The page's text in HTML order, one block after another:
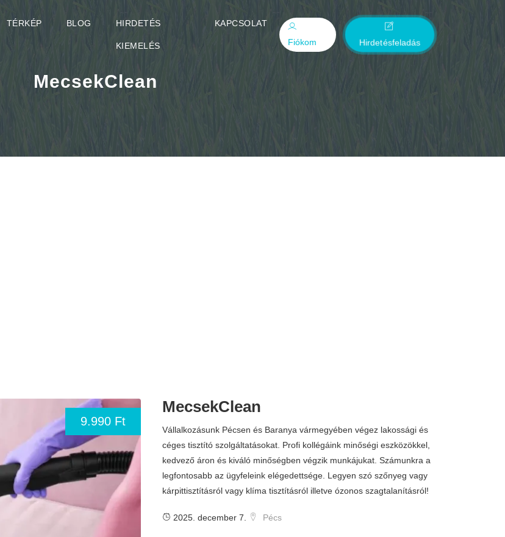
TÉRKÉP BLOG HIRDETÉS
KIEMELÉS
KAPCSOLAT
Fiókom
Hirdetésfeladás
MecsekClean
9.990 Ft
MecsekClean
Vállalkozásunk Pécsen és Baranya vármegyében végez lakossági és
céges tisztító szolgáltatásokat. Profi kollégáink minőségi eszközökkel,
kedvező áron és kiváló minőségben végzik munkájukat. Számunkra a
legfontosabb az ügyfeleink elégedettsége. Legyen szó szőnyeg vagy
kárpittisztításról vagy klíma tisztításról illetve ózonos szagtalanításról!
2025. december 7. Pécs